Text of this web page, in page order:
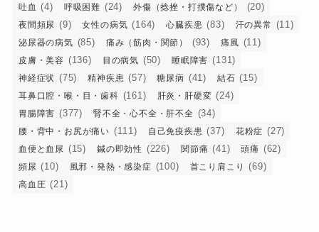
吐血 (4) 呼吸困難 (24) 外傷（捻挫・打撲傷など） (20)
夜間頻尿 (9) 女性の病気 (164) 心臓疾患 (83) 汗の異常 (11)
泌尿器の病気 (85) 痛み（筋肉・関節） (93) 痛風 (11)
皮膚・美容 (136) 目の病気 (50) 睡眠障害 (131)
神経症状 (75) 精神疾患 (57) 糖尿病 (41) 結石 (15)
耳鼻口腔・喉・目・歯科 (161) 肝炎・肝硬変 (24)
胃腸障害 (377) 腎不全・心不全・肝不全 (34)
腰・背中・お尻が痛い (111) 自己免疫疾患 (37) 花粉症 (27)
血便と血尿 (15) 鍼の即効性 (226) 関節痛 (41) 頭痛 (62)
頻尿 (10) 風邪・発熱・感染症 (100) 首こり肩こり (69)
高血圧 (21)